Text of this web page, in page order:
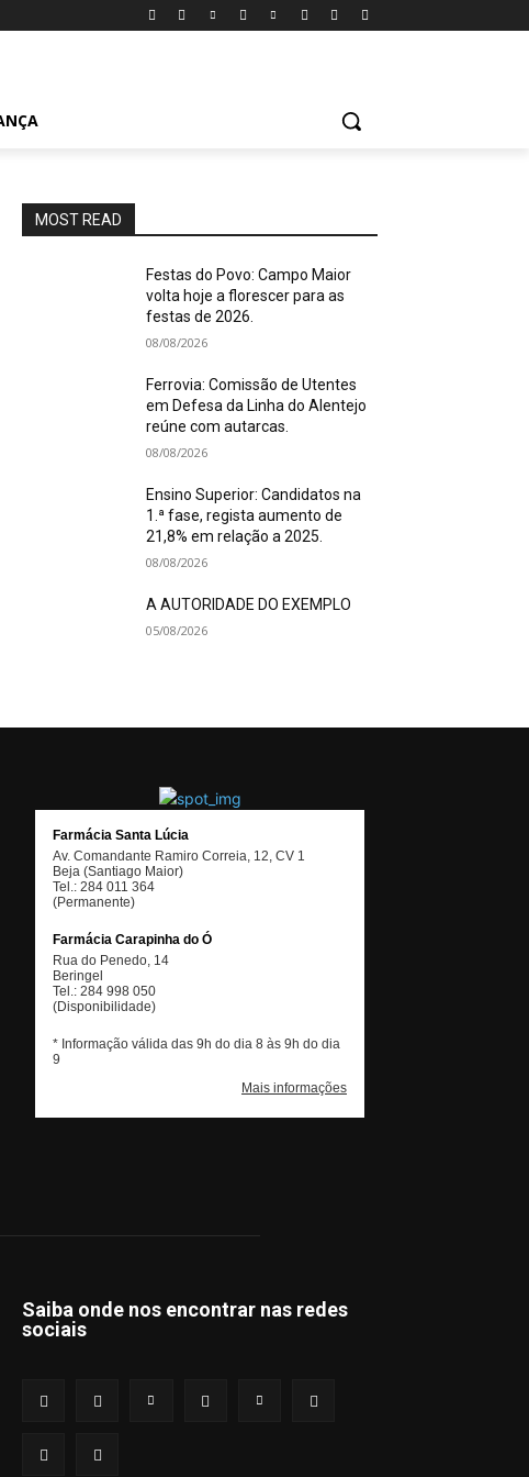
MOST READ
Festas do Povo: Campo Maior
volta hoje a florescer para as
festas de 2026.
08/08/2026
Ferrovia: Comissão de Utentes
em Defesa da Linha do Alentejo
reúne com autarcas.
08/08/2026
Ensino Superior: Candidatos na
1.ª fase, regista aumento de
21,8% em relação a 2025.
08/08/2026
A AUTORIDADE DO EXEMPLO
05/08/2026
Saiba onde nos encontrar nas redes
sociais